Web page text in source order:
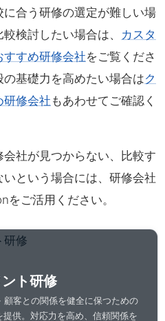
合う研修の選定が難しい場
検討したい場合は、
カスタ
すめ研修会社をご覧くださ
基礎力を高めたい場合はク
研修会社 もあわせてご確認く
社が見つからない、比較す
という場合には、研修会社
をご活用ください。
ト研修
客との関係を健全に保つための
供。対応力を高め、信頼関係を